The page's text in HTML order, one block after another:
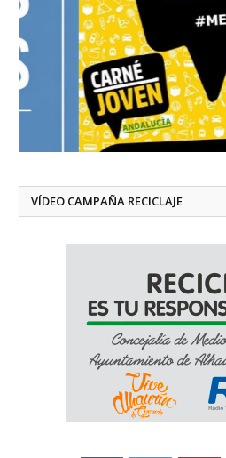
VÍDEO CAMPAÑA RECICLAJE